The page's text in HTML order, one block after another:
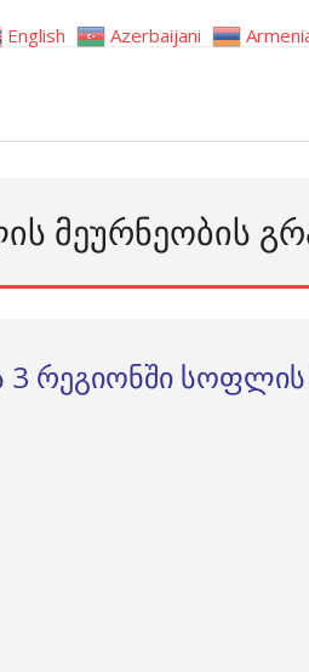
ᲛᲔᲣᲠᲜᲔᲝᲑᲘᲡ
რეგიონში სოფლის
English Azerbaijani